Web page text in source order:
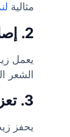
مثالية
2.
يعمل
الشعر
3.
يحفز